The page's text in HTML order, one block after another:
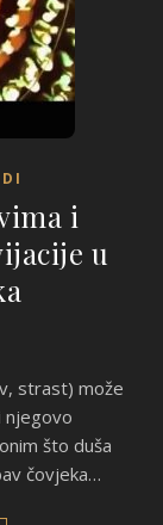
i
u
njegovo
što duša
čovjeka…